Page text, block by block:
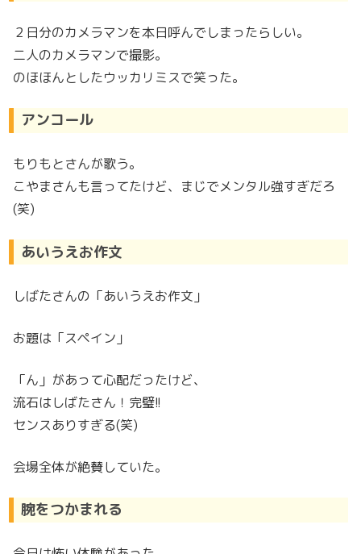
２日分のカメラマンを本日呼んでしまったらしい。
二人のカメラマンで撮影。
のほほんとしたウッカリミスで笑った。
アンコール
もりもとさんが歌う。
こやまさんも言ってたけど、まじでメンタル強すぎだろ
(笑)
あいうえお作文
しばたさんの「あいうえお作文」
お題は「スペイン」
「ん」があって心配だったけど、
流石はしばたさん！完璧!!
センスありすぎる(笑)
会場全体が絶賛していた。
腕をつかまれる